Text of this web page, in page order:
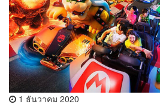
1 ธันวาคม 2020